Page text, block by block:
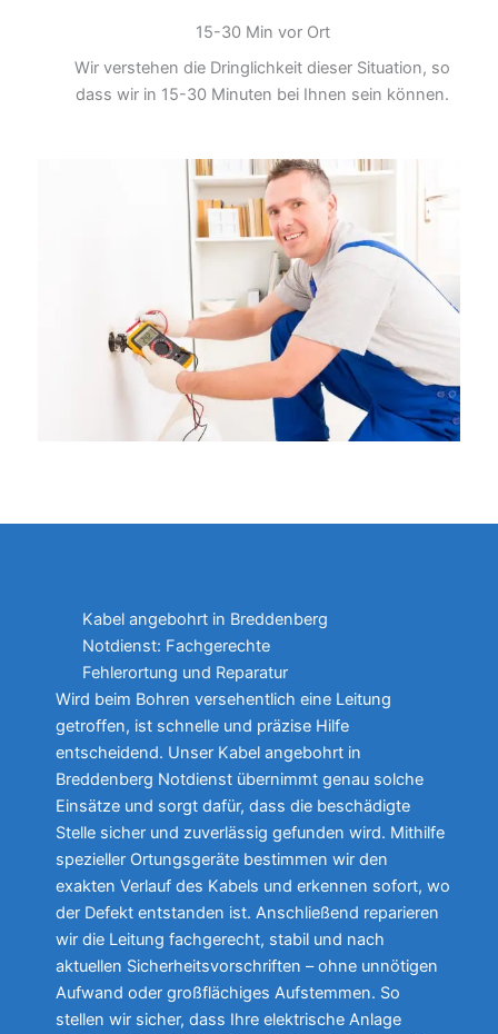
15-30 Min vor Ort
Wir verstehen die Dringlichkeit dieser Situation, so
dass wir in 15-30 Minuten bei Ihnen sein können.
Kabel angebohrt in Breddenberg
Notdienst: Fachgerechte
Fehlerortung und Reparatur
Wird beim Bohren versehentlich eine Leitung
getroffen, ist schnelle und präzise Hilfe
entscheidend. Unser Kabel angebohrt in
Breddenberg Notdienst übernimmt genau solche
Einsätze und sorgt dafür, dass die beschädigte
Stelle sicher und zuverlässig gefunden wird. Mithilfe
spezieller Ortungsgeräte bestimmen wir den
exakten Verlauf des Kabels und erkennen sofort, wo
der Defekt entstanden ist. Anschließend reparieren
wir die Leitung fachgerecht, stabil und nach
aktuellen Sicherheitsvorschriften – ohne unnötigen
Aufwand oder großflächiges Aufstemmen. So
stellen wir sicher, dass Ihre elektrische Anlage